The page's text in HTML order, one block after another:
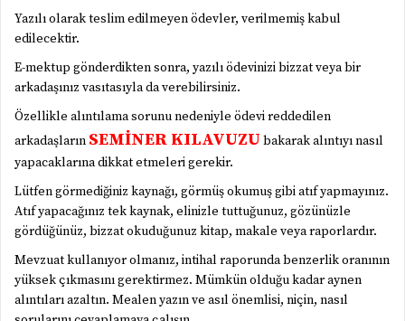
Yazılı olarak teslim edilmeyen ödevler, verilmemiş kabul
edilecektir.
E-mektup gönderdikten sonra, yazılı ödevinizi bizzat veya bir
arkadaşınız vasıtasıyla da verebilirsiniz.
Özellikle alıntılama sorunu nedeniyle ödevi reddedilen
arkadaşların SEMİNER KILAVUZU bakarak alıntıyı nasıl
yapacaklarına dikkat etmeleri gerekir.
Lütfen görmediğiniz kaynağı, görmüş okumuş gibi atıf yapmayınız.
Atıf yapacağınız tek kaynak, elinizle tuttuğunuz, gözünüzle
gördüğünüz, bizzat okuduğunuz kitap, makale veya raporlardır.
Mevzuat kullanıyor olmanız, intihal raporunda benzerlik oranının
yüksek çıkmasını gerektirmez. Mümkün olduğu kadar aynen
alıntıları azaltın. Mealen yazın ve asıl önemlisi, niçin, nasıl